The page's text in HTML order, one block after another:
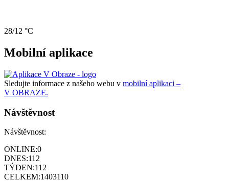
28/12 °C
Mobilní aplikace
Sledujte informace z našeho webu v mobilní aplikaci –
V OBRAZE.
Návštěvnost
Návštěvnost:
ONLINE:0
DNES:112
TÝDEN:112
CELKEM:1403110